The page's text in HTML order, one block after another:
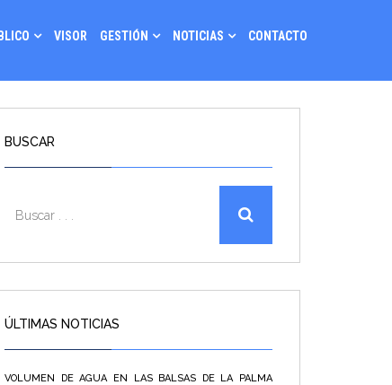
VISOR GESTIÓN NOTICIAS CONTACTO
BUSCAR
ÚLTIMAS NOTICIAS
VOLUMEN DE AGUA EN LAS BALSAS DE LA PALMA